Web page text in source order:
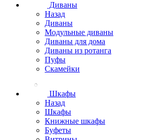
Диваны
Назад
Диваны
Модульные диваны
Диваны для дома
Диваны из ротанга
Пуфы
Скамейки
Шкафы
Назад
Шкафы
Книжные шкафы
Буфеты